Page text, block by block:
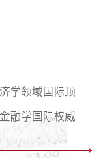
际顶级期刊JDE发表
威期刊JEF在线发表